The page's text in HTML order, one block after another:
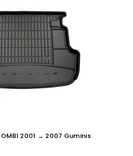
2001 → 2007 Guminis